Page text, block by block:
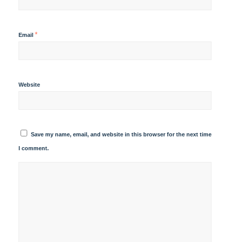
Email *
Website
Save my name, email, and website in this browser for the next time
I comment.